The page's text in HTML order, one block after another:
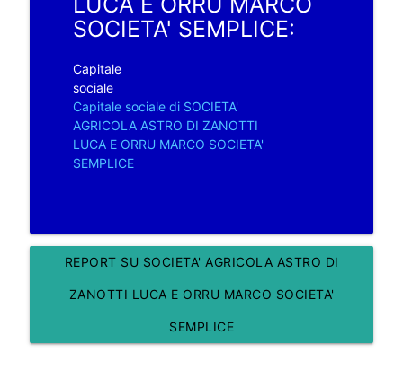
SOCIETA' SEMPLICE:
Capitale
sociale
Capitale sociale di SOCIETA'
AGRICOLA ASTRO DI ZANOTTI
LUCA E ORRU MARCO SOCIETA'
SEMPLICE
REPORT SU SOCIETA' AGRICOLA ASTRO DI
ZANOTTI LUCA E ORRU MARCO SOCIETA'
SEMPLICE